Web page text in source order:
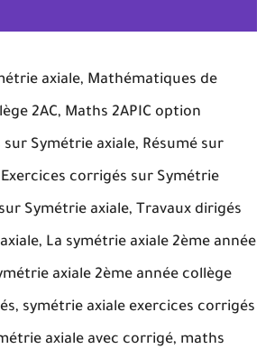
axiale, Mathématiques de
2AC, Maths 2APIC option
Symétrie axiale, Résumé sur
corrigés sur Symétrie
Symétrie axiale, Travaux dirigés
La symétrie axiale 2ème année
axiale 2ème année collège
symétrie axiale exercices corrigés
axiale avec corrigé, maths